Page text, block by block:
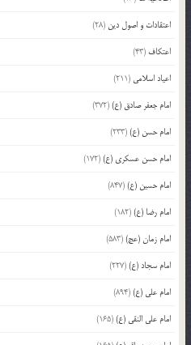
اعتقادات و اصول دین (28)
اعتکاف (43)
اعیاد اسلامی (211)
امام جعفر صادق (ع)(372)
امام حسن (ع)(233)
امام حسن عسکری (ع)(172)
امام حسین (ع)(847)
امام رضا (ع)(182)
امام زمان (عج)(583)
امام سجاد (ع)(227)
امام علی (ع)(894)
امام علی النقی (ع)(165)